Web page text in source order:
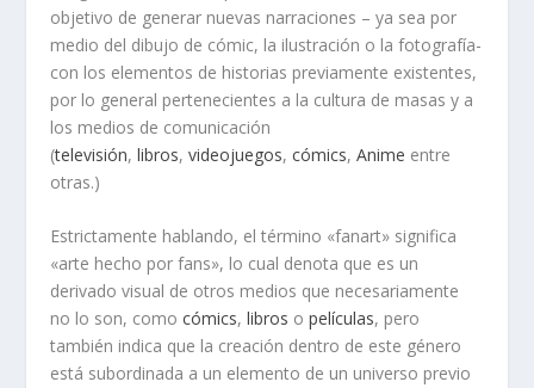
objetivo de generar nuevas narraciones – ya sea por
medio del dibujo de cómic, la ilustración o la fotografía-
con los elementos de historias previamente existentes,
por lo general pertenecientes a la cultura de masas y a
los medios de comunicación
(televisión,libros,videojuegos,cómics,Anime entre
otras.)
Estrictamente hablando, el término «fanart» significa
«arte hecho por fans», lo cual denota que es un
derivado visual de otros medios que necesariamente
no lo son, comocómics,libros opelículas, pero
también indica que la creación dentro de este género
está subordinada a un elemento de un universo previo